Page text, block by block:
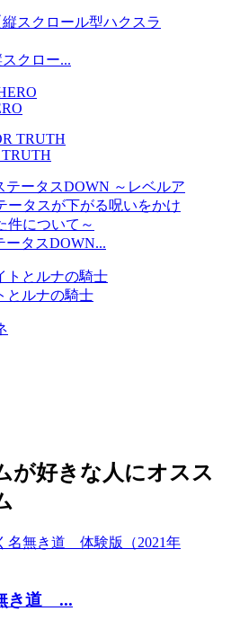
クロー...
ータスDOWN...
とルナの騎士
が好きな人にオスス
き道 ...